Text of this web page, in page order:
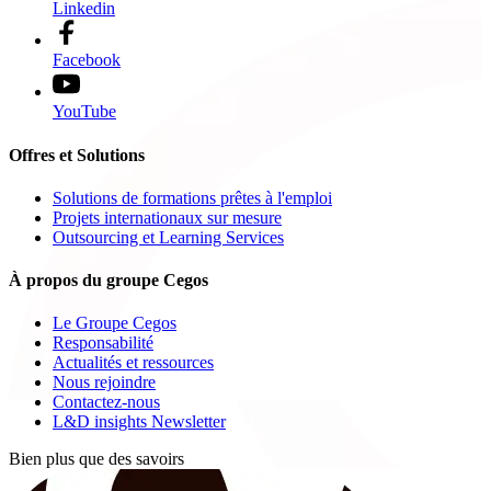
Linkedin
Facebook
YouTube
Offres et Solutions
Solutions de formations prêtes à l'emploi
Projets internationaux sur mesure
Outsourcing et Learning Services
À propos du groupe Cegos
Le Groupe Cegos
Responsabilité
Actualités et ressources
Nous rejoindre
Contactez-nous
L&D insights Newsletter
Bien plus que des savoirs